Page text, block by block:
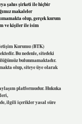
şahıs şirketi ile hiçbir
makaleler
olup, gerçek kurum
ve kişiler ile isim
Kurumu (BTK)
Bu nedenle, sitedeki
bulunmamaktadır.
olup, siteye üye olarak
platformudur. Hukuka
ilgili içerikler yasal süre